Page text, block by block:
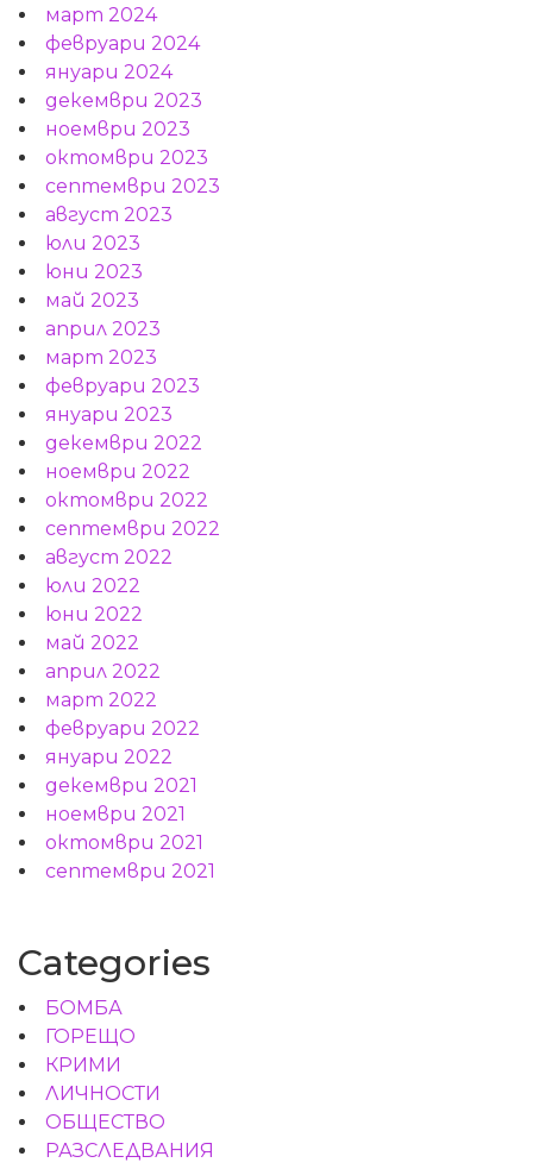
март 2024
февруари 2024
януари 2024
декември 2023
ноември 2023
октомври 2023
септември 2023
август 2023
юли 2023
юни 2023
май 2023
април 2023
март 2023
февруари 2023
януари 2023
декември 2022
ноември 2022
октомври 2022
септември 2022
август 2022
юли 2022
юни 2022
май 2022
април 2022
март 2022
февруари 2022
януари 2022
декември 2021
ноември 2021
октомври 2021
септември 2021
Categories
БОМБА
ГОРЕЩО
КРИМИ
ЛИЧНОСТИ
ОБЩЕСТВО
РАЗСЛЕДВАНИЯ